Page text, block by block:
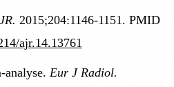
2015;204:1146-1151. PMID
ajr.14.13761
analyse. Eur J Radiol.